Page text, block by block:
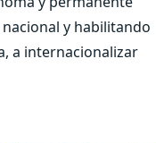
y habilitando
a internacionalizar